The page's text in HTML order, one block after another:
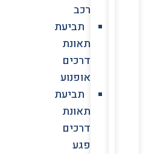
רכב
תביעת
תאונת
דרכים
אופנוע
תביעת
תאונת
דרכים
פגע